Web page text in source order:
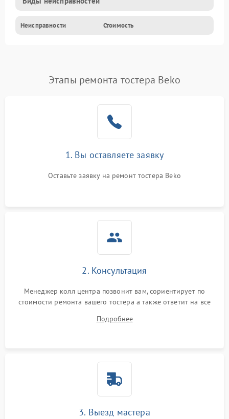
Неисправности Стоимость
Этапы ремонта тостера Beko
1. Вы оставляете заявку
Оставьте заявку на ремонт тостера Beko
2. Консультация
Менеджер колл центра позвонит вам, сориентирует по
стоимости ремонта вашего тостера а также ответит на все
Подробнее
3. Выезд мастера